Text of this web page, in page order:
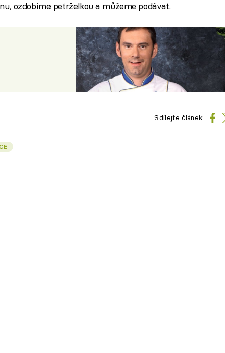
ozdobíme petrželkou a můžeme podávat.
Sdílejte článek